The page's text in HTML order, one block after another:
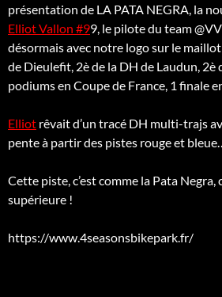
présentation de LA PATA NEGRA, la
Elliot Vallon #99, le pilote du team
désormais avec notre logo sur le
de Dieulefit, 2è de la DH de Laudun, 2è
podiums en Coupe de France, 1 finale
Elliot rêvait d’un tracé DH multi-trajs
pente à partir des pistes rouge et
Cette piste, c’est comme la Pata Negra,
supérieure !
https://www.4seasonsbikepark.fr/